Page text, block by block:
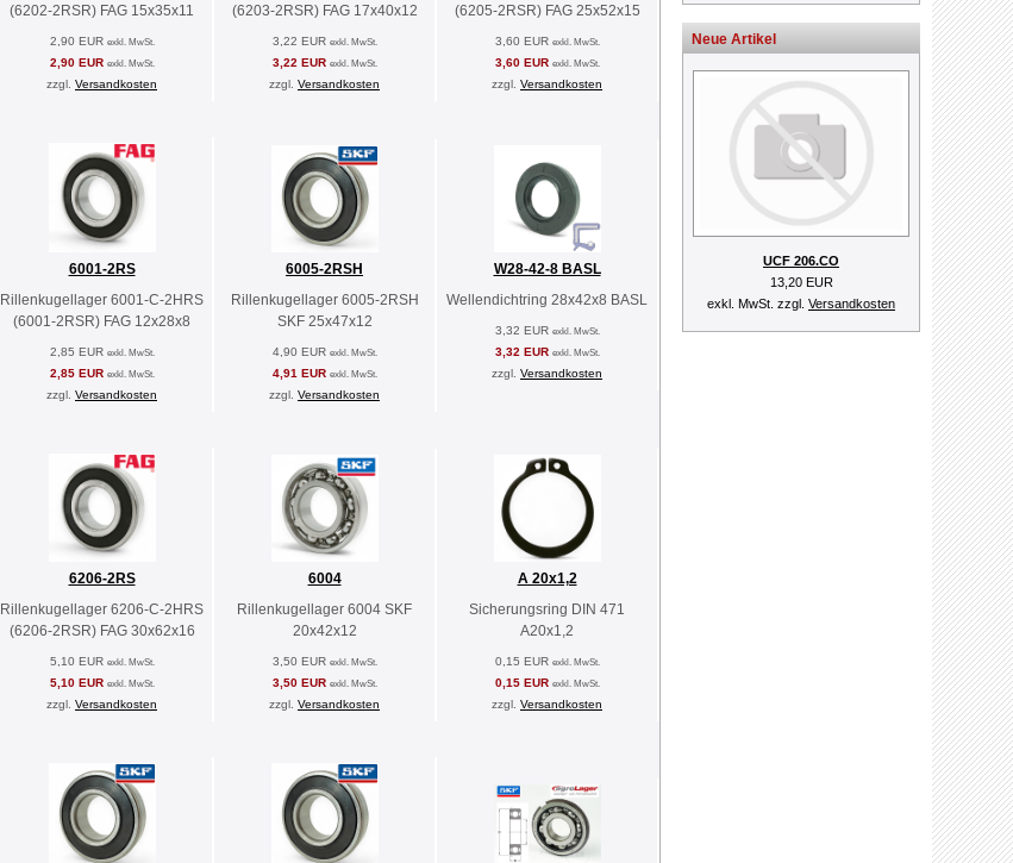
(6202-2RSR) FAG 15x35x11
2,90 EUR exkl. MwSt.
2,90 EUR exkl. MwSt.
zzgl. Versandkosten
(6203-2RSR) FAG 17x40x12
3,22 EUR exkl. MwSt.
3,22 EUR exkl. MwSt.
zzgl. Versandkosten
(6205-2RSR) FAG 25x52x15
3,60 EUR exkl. MwSt.
3,60 EUR exkl. MwSt.
zzgl. Versandkosten
6001-2RS
Rillenkugellager 6001-C-2HRS
(6001-2RSR) FAG 12x28x8
2,85 EUR exkl. MwSt.
2,85 EUR exkl. MwSt.
zzgl. Versandkosten
6005-2RSH
Rillenkugellager 6005-2RSH
SKF 25x47x12
4,90 EUR exkl. MwSt.
4,91 EUR exkl. MwSt.
zzgl. Versandkosten
W28-42-8 BASL
Wellendichtring 28x42x8 BASL
3,32 EUR exkl. MwSt.
3,32 EUR exkl. MwSt.
zzgl. Versandkosten
6206-2RS
Rillenkugellager 6206-C-2HRS
(6206-2RSR) FAG 30x62x16
5,10 EUR exkl. MwSt.
5,10 EUR exkl. MwSt.
zzgl. Versandkosten
6004
Rillenkugellager 6004 SKF
20x42x12
3,50 EUR exkl. MwSt.
3,50 EUR exkl. MwSt.
zzgl. Versandkosten
A 20x1,2
Sicherungsring DIN 471
A20x1,2
0,15 EUR exkl. MwSt.
0,15 EUR exkl. MwSt.
zzgl. Versandkosten
Neue Artikel
UCF 206.CO
13,20 EUR
exkl. MwSt. zzgl. Versandkosten